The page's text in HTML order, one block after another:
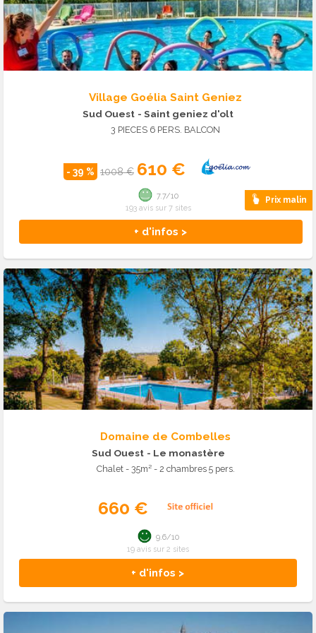
Village Goélia Saint Geniez
Sud Ouest - Saint geniez d'olt
3 PIECES 6 PERS. BALCON
- 39 % 1008 € 610 €
Prix malin
+ d'infos >
7.7/10
193 avis sur 7 sites
Domaine de Combelles
Sud Ouest - Le monastère
Chalet - 35m² - 2 chambres 5 pers.
660 €
+ d'infos >
9.6/10
19 avis sur 2 sites